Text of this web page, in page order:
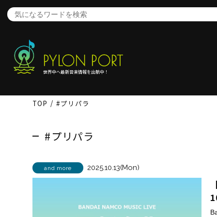
世界中へ最新音楽情報を出航中！
TOP #プリパラ
#プリパラ
and more 2025.10.13(Mon)